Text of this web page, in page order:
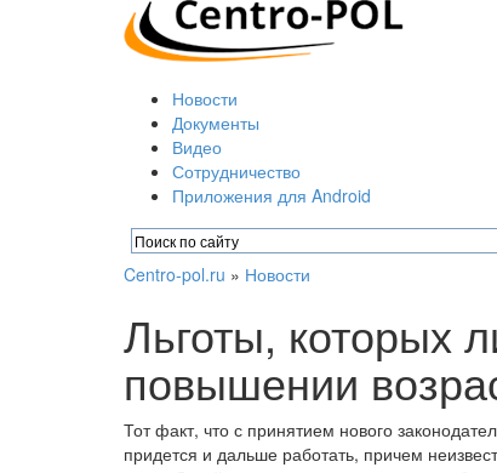
Новости
Документы
Видео
Сотрудничество
Приложения для Android
Centro-pol.ru » Новости
Льготы, которых
повышении
Тот факт, что с принятием нового
придется и дальше работать, причем